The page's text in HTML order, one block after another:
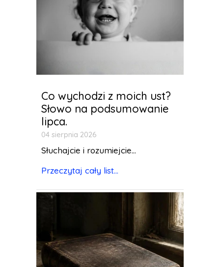
Co wychodzi z moich ust?
Słowo na podsumowanie
lipca.
04 sierpnia 2026
Słuchajcie i rozumiejcie...
Przeczytaj cały list...